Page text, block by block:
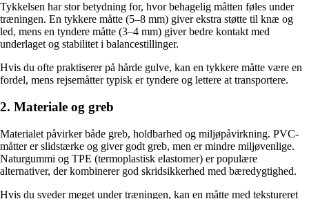
Tykkelsen har stor betydning for, hvor behagelig måtten føles under
træningen. En tykkere måtte (5–8 mm) giver ekstra støtte til knæ og
led, mens en tyndere måtte (3–4 mm) giver bedre kontakt med
underlaget og stabilitet i balancestillinger.
Hvis du ofte praktiserer på hårde gulve, kan en tykkere måtte være en
fordel, mens rejsemåtter typisk er tyndere og lettere at transportere.
2. Materiale og greb
Materialet påvirker både greb, holdbarhed og miljøpåvirkning. PVC-
måtter er slidstærke og giver godt greb, men er mindre miljøvenlige.
Naturgummi og TPE (termoplastisk elastomer) er populære
alternativer, der kombinerer god skridsikkerhed med bæredygtighed.
Hvis du sveder meget under træningen, kan en måtte med tekstureret